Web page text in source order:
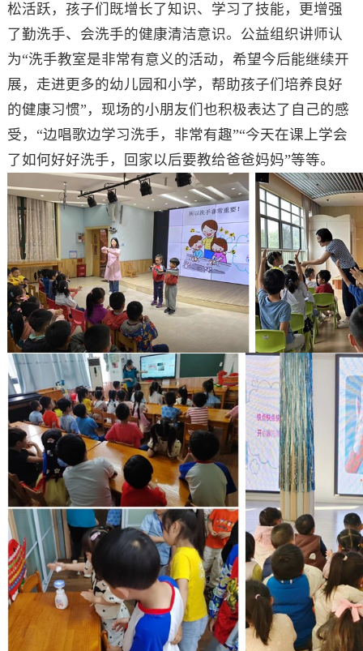
松活跃，孩子们既增长了知识、学习了技能，更增强
了勤洗手、会洗手的健康清洁意识。公益组织讲师认
为“洗手教室是非常有意义的活动，希望今后能继续开
展，走进更多的幼儿园和小学，帮助孩子们培养良好
的健康习惯”，现场的小朋友们也积极表达了自己的感
受，“边唱歌边学习洗手，非常有趣”“今天在课上学会
了如何好好洗手，回家以后要教给爸爸妈妈”等等。